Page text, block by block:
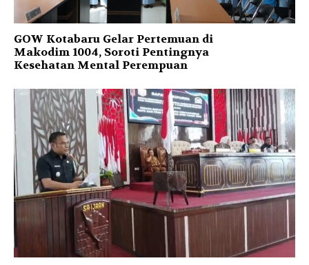
GOW Kotabaru Gelar Pertemuan di
Makodim 1004, Soroti Pentingnya
Kesehatan Mental Perempuan